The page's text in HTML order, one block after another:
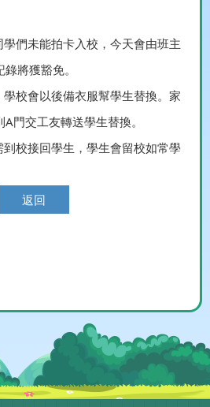
們未能拍卡入校，今天會由班主
將獲豁免。
校會以後備衣服幫學生替換。家
門交工友轉送學生替換。
校接回學生，學生會留校如常學
返回